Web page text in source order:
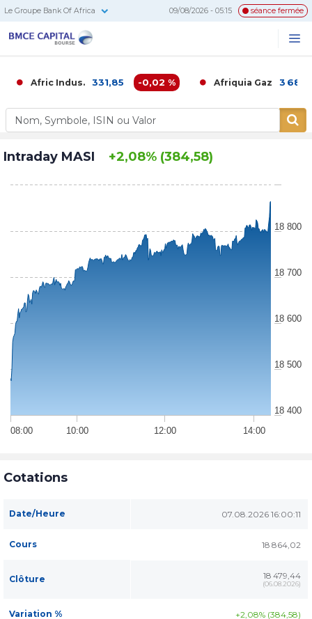
Le Groupe Bank Of Africa 09/08/2026 - 05:15 séance fermée
Afric Indus. 331,85 -0,02 % Afriquia Gaz 3 680,00
Intraday MASI +2,08% (384,58)
10:00 12:00
08:00 14:00
18 400
18 500
18 600
18 700
18 800
Cotations
Date/Heure 07.08.2026 16:00:11
Cours 18 864,02
Clôture 18 479,44
(06.08.2026)
Variation % +2,08% (384,58)